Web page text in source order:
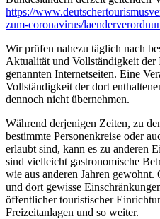
https://
zum-coronavirus/­
Wir prüfen nahezu täglich nach
Aktualität und Vollständigkeit der
genannten Internetseiten. Eine
Vollständigkeit der dort
dennoch nicht übernehmen.
Während derjenigen Zeiten, zu
bestimmte Personenkreise oder
erlaubt sind, kann es zu anderen
sind vielleicht gastronomische
wie aus anderen Jahren
und dort gewisse
öffentlicher touristischer
Freizeitanlagen und so weiter.